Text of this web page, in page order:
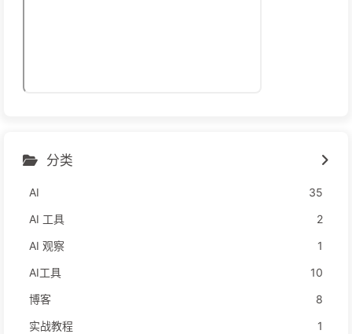
分类
AI
35
AI 工具
2
AI 观察
1
AI工具
10
博客
8
实战教程
1